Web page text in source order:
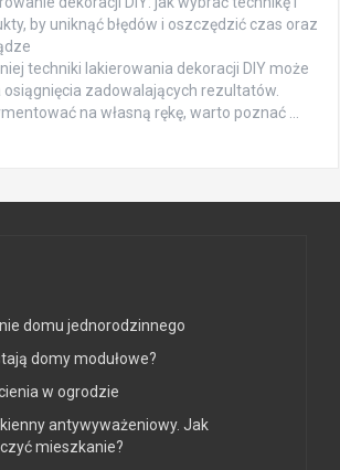
by uniknąć błędów i oszczędzić czas oraz
techniki lakierowania dekoracji DIY może
osiągnięcia zadowalających rezultatów.
na własną rękę, warto poznać …
domu jednorodzinnego
domy modułowe?
w ogrodzie
antywyważeniowy. Jak
mieszkanie?